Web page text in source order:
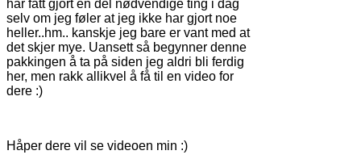
har fått gjort en del nødvendige ting i dag
selv om jeg føler at jeg ikke har gjort noe
heller..hm.. kanskje jeg bare er vant med at
det skjer mye. Uansett så begynner denne
pakkingen å ta på siden jeg aldri bli ferdig
her, men rakk allikvel å få til en video for
dere :)
Håper dere vil se videoen min :)